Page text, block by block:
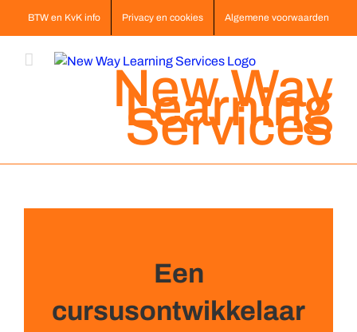
BTW en KvK info Privacy en cookies Algemene voorwaarden
New Way
Learning
Services
Een
cursusontwikkelaar